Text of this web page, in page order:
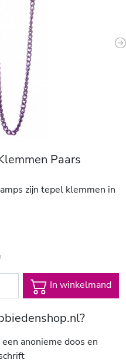
Paars
zijn tepel klemmen in
In winkelmand
anonieme doos en